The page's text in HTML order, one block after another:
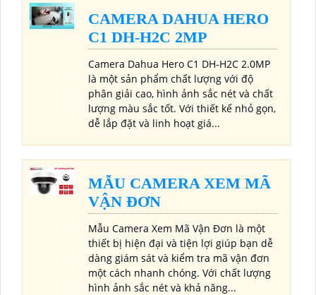
CAMERA DAHUA HERO
C1 DH-H2C 2MP
Camera Dahua Hero C1 DH-H2C 2.0MP
là một sản phẩm chất lượng với độ
phân giải cao, hình ảnh sắc nét và chất
lượng màu sắc tốt. Với thiết kế nhỏ gọn,
dễ lắp đặt và linh hoạt giá...
MẪU CAMERA XEM MÃ
VẬN ĐƠN
Mẫu Camera Xem Mã Vận Đơn là một
thiết bị hiện đại và tiện lợi giúp bạn dễ
dàng giám sát và kiểm tra mã vận đơn
một cách nhanh chóng. Với chất lượng
hình ảnh sắc nét và khả năng...